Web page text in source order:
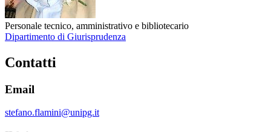
Personale tecnico, amministrativo e bibliotecario
Dipartimento di Giurisprudenza
Contatti
Email
stefano.flamini@unipg.it